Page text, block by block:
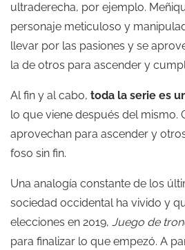
ultraderecha, por ejemplo.
personaje meticuloso y
llevar por las pasiones y se
la de otros para ascender y
Al fin y al cabo, toda la serie es
lo que viene después del mismo.
aprovechan para ascender y
foso sin fin.
Una analogía constante de los
sociedad occidental ha vivido y
elecciones en 2019, Juego de
para finalizar lo que empezó. A